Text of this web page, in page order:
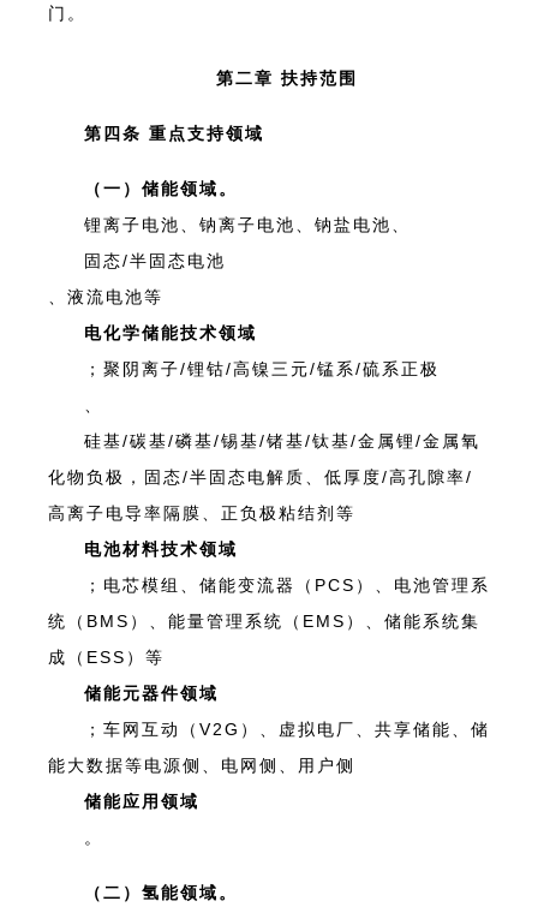
门。
第二章 扶持范围
第四条 重点支持领域
（一）储能领域。
锂离子电池、钠离子电池、钠盐电池、
固态/半固态电池
、液流电池等
电化学储能技术领域
；聚阴离子/锂钴/高镍三元/锰系/硫系正极
硅基/碳基/磷基/锡基/锗基/钛基/金属锂/金属氧
化物负极，固态/半固态电解质、低厚度/高孔隙率/
高离子电导率隔膜、正负极粘结剂等
电池材料技术领域
；电芯模组、储能变流器（PCS）、电池管理系
统（BMS）、能量管理系统（EMS）、储能系统集
成（ESS）等
储能元器件领域
；车网互动（V2G）、虚拟电厂、共享储能、储
能大数据等电源侧、电网侧、用户侧
储能应用领域
。
（二）氢能领域。